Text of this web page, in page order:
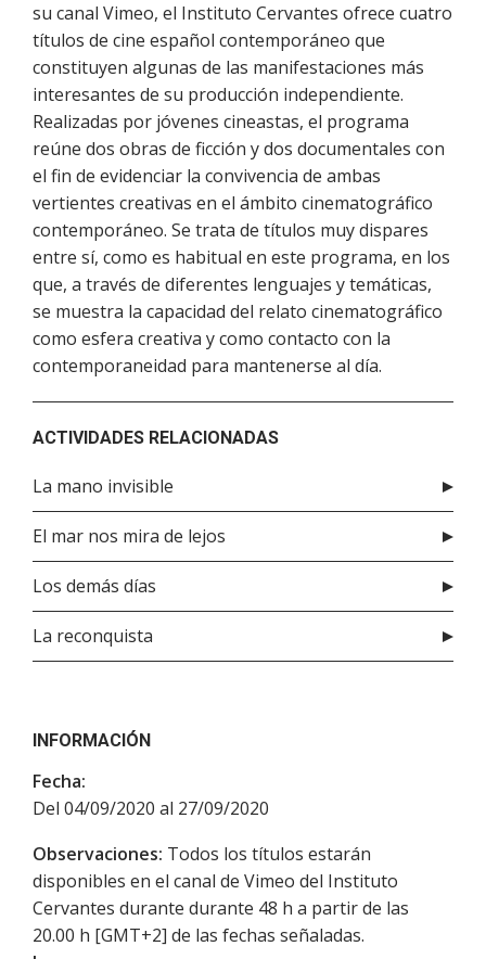
su canal Vimeo, el Instituto Cervantes ofrece cuatro
títulos de cine español contemporáneo que
constituyen algunas de las manifestaciones más
interesantes de su producción independiente.
Realizadas por jóvenes cineastas, el programa
reúne dos obras de ficción y dos documentales con
el fin de evidenciar la convivencia de ambas
vertientes creativas en el ámbito cinematográfico
contemporáneo. Se trata de títulos muy dispares
entre sí, como es habitual en este programa, en los
que, a través de diferentes lenguajes y temáticas,
se muestra la capacidad del relato cinematográfico
como esfera creativa y como contacto con la
contemporaneidad para mantenerse al día.
ACTIVIDADES RELACIONADAS
La mano invisible
El mar nos mira de lejos
Los demás días
La reconquista
INFORMACIÓN
Fecha:
Del 04/09/2020 al 27/09/2020
Observaciones: Todos los títulos estarán
disponibles en el canal de Vimeo del Instituto
Cervantes durante durante 48 h a partir de las
20.00 h [GMT+2] de las fechas señaladas.